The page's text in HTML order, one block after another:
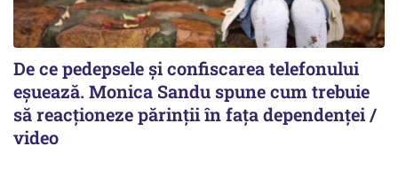
De ce pedepsele și confiscarea telefonului
eșuează. Monica Sandu spune cum trebuie
să reacționeze părinții în fața dependenței /
video